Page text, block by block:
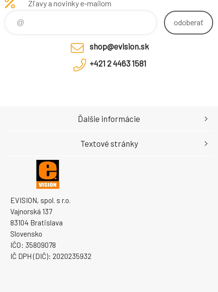
Bundle with Advanced
Zľavy a novinky e-mailom
odoberať
shop@evision.sk
+421 2 4463 1581
EVISION, spol. s r.o.
Vajnorská 137
83104 Bratislava
Slovensko
IČO: 35809078
IČ DPH (DIČ): 2020235932
Ďalšie informácie
Textové stránky